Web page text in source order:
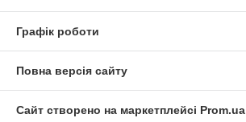
Графік роботи
Повна версія сайту
Сайт створено на маркетплейсі Prom.ua